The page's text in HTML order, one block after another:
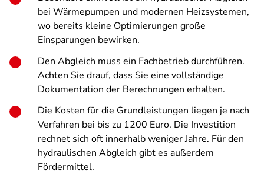
bei Wärmepumpen und modernen Heizsystemen,
wo bereits kleine Optimierungen große
Einsparungen bewirken.
Den Abgleich muss ein Fachbetrieb durchführen.
Achten Sie drauf, dass Sie eine vollständige
Dokumentation der Berechnungen erhalten.
Die Kosten für die Grundleistungen liegen je nach
Verfahren bei bis zu 1200 Euro. Die Investition
rechnet sich oft innerhalb weniger Jahre. Für den
hydraulischen Abgleich gibt es außerdem
Fördermittel.